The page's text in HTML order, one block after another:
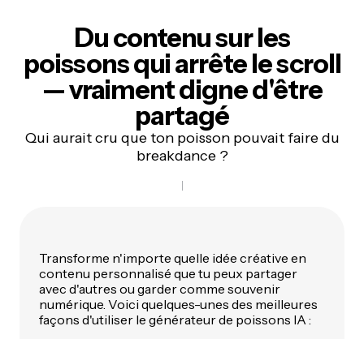
Du contenu sur les
poissons qui arrête le scroll
—vraiment digne d'être
partagé
Qui aurait cru que ton poisson pouvait faire du
breakdance ?
Transforme n'importe quelle idée créative en
contenu personnalisé que tu peux partager
avec d'autres ou garder comme souvenir
numérique. Voici quelques-unes des meilleures
façons d'utiliser le générateur de poissons IA :